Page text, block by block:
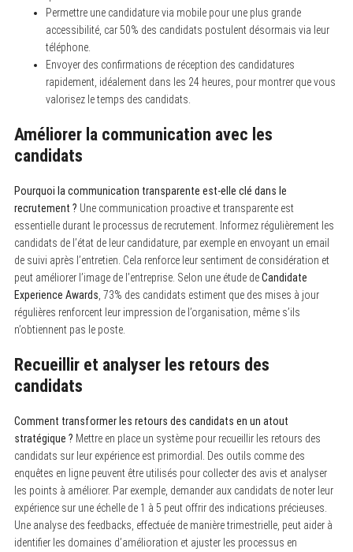
Permettre une candidature via mobile pour une plus grande
accessibilité, car 50% des candidats postulent désormais via leur
téléphone.
Envoyer des confirmations de réception des candidatures
rapidement, idéalement dans les 24 heures, pour montrer que vous
valorisez le temps des candidats.
Améliorer la communication avec les
candidats
Pourquoi la communication transparente est-elle clé dans le
recrutement ? Une communication proactive et transparente est
essentielle durant le processus de recrutement. Informez régulièrement les
candidats de l’état de leur candidature, par exemple en envoyant un email
de suivi après l’entretien. Cela renforce leur sentiment de considération et
peut améliorer l’image de l’entreprise. Selon une étude deCandidate
Experience Awards , 73% des candidats estiment que des mises à jour
régulières renforcent leur impression de l’organisation, même s’ils
n’obtiennent pas le poste.
Recueillir et analyser les retours des
candidats
Comment transformer les retours des candidats en un atout
stratégique ? Mettre en place un système pour recueillir les retours des
candidats sur leur expérience est primordial. Des outils comme des
enquêtes en ligne peuvent être utilisés pour collecter des avis et analyser
les points à améliorer. Par exemple, demander aux candidats de noter leur
expérience sur une échelle de 1 à 5 peut offrir des indications précieuses.
Une analyse des feedbacks, effectuée de manière trimestrielle, peut aider à
identifier les domaines d’amélioration et ajuster les processus en